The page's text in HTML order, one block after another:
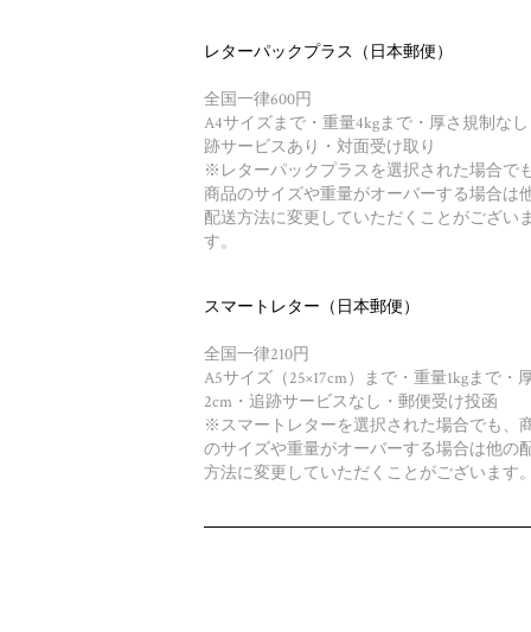
レターパックプラス（日本郵便）
全国一律600円
A4サイズまで・重量4kgまで・厚さ規制な
跡サービスあり・対面受け取り
※レターパックプラスを選択された場合でも
商品のサイズや重量がオーバーする場合は
配送方法に変更していただくことがございま
す。
スマートレター（日本郵便）
全国一律210円
A5サイズ（25×17cm）まで・重量1kgまで・
2cm・追跡サービスなし・郵便受け投函
※スマートレターを選択された場合でも、
のサイズや重量がオーバーする場合は他の
方法に変更していただくことがございます。